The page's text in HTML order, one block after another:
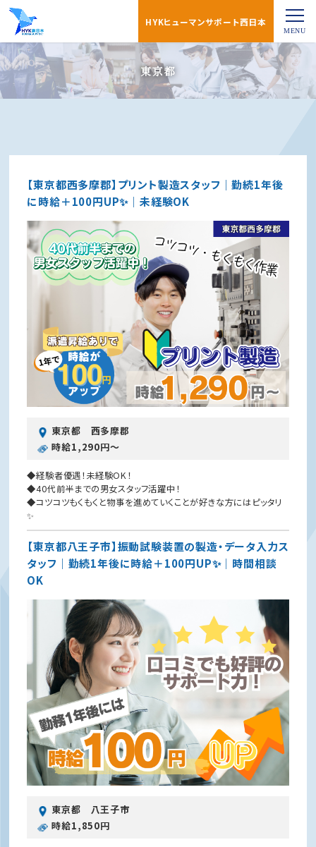
HYKヒューマンサポート西日本
東京都
【東京都西多摩郡】プリント製造スタッフ｜勤続1年後
に時給＋100円UP✨｜未経験OK
東京都 西多摩郡
時給1,290円〜
◆経験者優遇！未経験OK！
◆40代前半までの男女スタッフ活躍中！
◆コツコツもくもくと物事を進めていくことが好きな方にはピッタリ
✨
【東京都八王子市】振動試験装置の製造・データ入力ス
タッフ｜勤続1年後に時給＋100円UP✨｜時間相談
OK
東京都 八王子市
時給1,850円